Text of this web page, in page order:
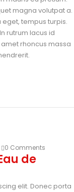
magna volutpat a.
tempus turpis.
rutrum lacus id
rhoncus massa
0 Comments
de
elit. Donec porta